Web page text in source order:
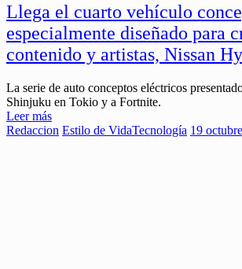
Llega el cuarto vehículo
especialmente diseñado para
contenido y artistas, Nissan
La serie de auto conceptos eléctricos
Shinjuku en Tokio y a Fortnite.
Leer más
Redaccion Estilo de VidaTecnología 19